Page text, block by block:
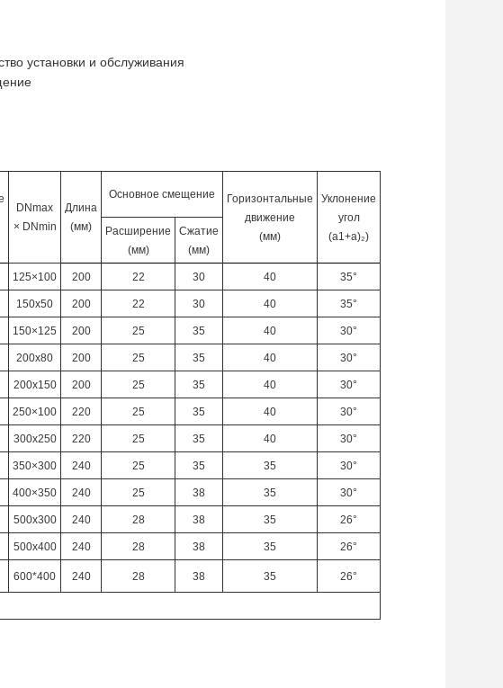
установки и обслуживания
DNmax
× DNmin
Длина
(мм)
Основное смещение
Горизонтальные
движение
(мм)
Уклонение
угол
(a1+a)₂)
Расширение
(мм)
Сжатие
(мм)
125×100 200 22 30 40 35°
150х50 200 22 30 40 35°
150×125 200 25 35 40 30°
200х80 200 25 35 40 30°
200х150 200 25 35 40 30°
250×100 220 25 35 40 30°
300х250 220 25 35 40 30°
350×300 240 25 35 35 30°
400×350 240 25 38 35 30°
500х300 240 28 38 35 26°
500х400 240 28 38 35 26°
600*400 240 28 38 35 26°